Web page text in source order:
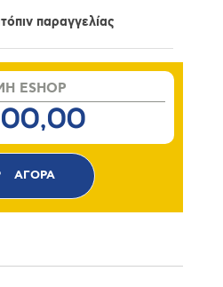
παραγγελίας
ESHOP